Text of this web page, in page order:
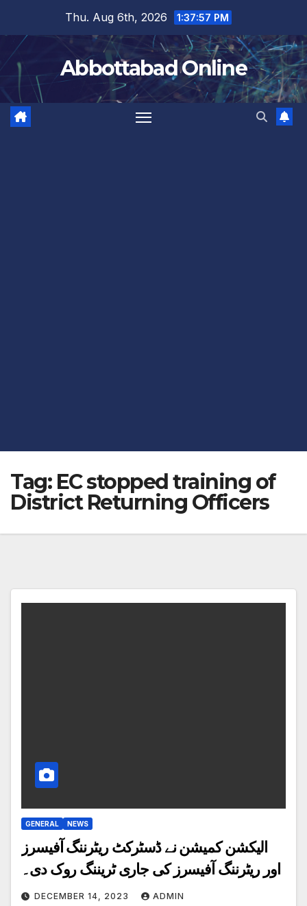
content
Thu. Aug 6th, 2026 1:37:57 PM
Abbottabad Online
Tag: EC stopped training of
District Returning Officers
GENERAL NEWS
الیکشن کمیشن نے ڈسٹرکٹ ریٹرننگ آفیسرز
اور ریٹرننگ آفیسرز کی جاری ٹریننگ روک دی۔
DECEMBER 14, 2023 ADMIN